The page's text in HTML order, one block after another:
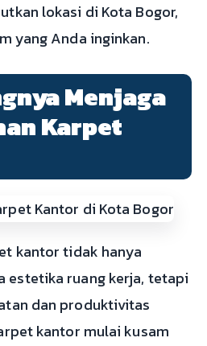
lokasi di Kota Bogor,
yang Anda inginkan.
Menjaga
Karpet
kantor tidak hanya
estetika ruang kerja, tetapi
dan produktivitas
kantor mulai kusam